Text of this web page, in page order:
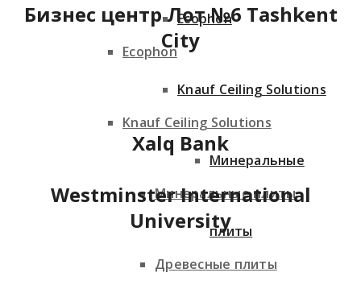
Ecophon
Knauf Ceiling Solutions
Минеральные плиты
Древесные плиты
Ecophon
Knauf Ceiling Solutions
Минеральные
плиты
Бизнес центр Лот №6 Tashkent
City
Xalq Bank
Westminster International
University